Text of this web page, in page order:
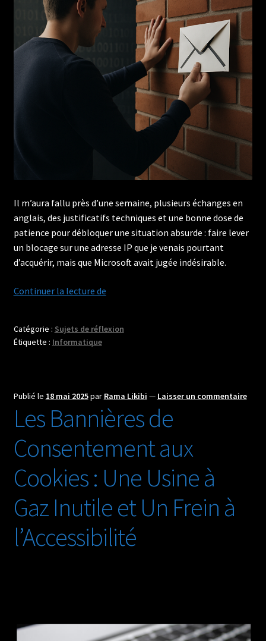
Il m’aura fallu près d’une semaine, plusieurs échanges en
anglais, des justificatifs techniques et une bonne dose de
patience pour débloquer une situation absurde : faire lever
un blocage sur une adresse IP que je venais pourtant
d’acquérir, mais que Microsoft avait jugée indésirable.
Continuer la lecture deQuand
IP
chemin
retour
d’expérience
coup
de
gueule
Catégorie : Sujets de réflexion
Étiquette : Informatique
Publié le 18 mai 2025par Rama Likibi — Laisser un commentaire
Les Bannières de
Consentement aux
Cookies : Une Usine à
Gaz Inutile et Un Frein à
l’Accessibilité